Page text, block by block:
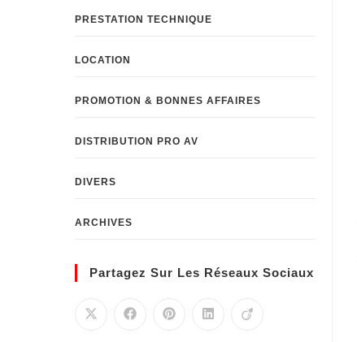
PRESTATION TECHNIQUE
LOCATION
PROMOTION & BONNES AFFAIRES
DISTRIBUTION PRO AV
DIVERS
ARCHIVES
Partagez Sur Les Réseaux Sociaux